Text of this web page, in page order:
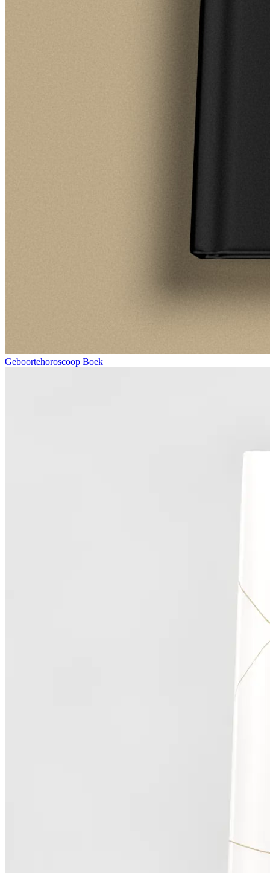
Geboortehoroscoop Boek